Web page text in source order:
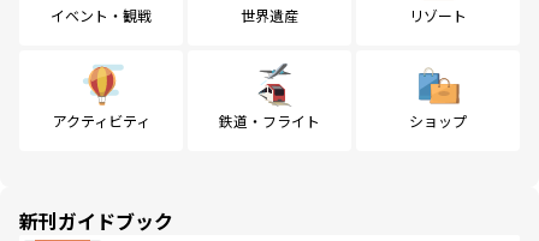
イベント・観戦 世界遺産 リゾート
アクティビティ 鉄道・フライト ショップ
新刊ガイドブック